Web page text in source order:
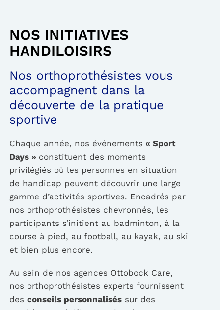
NOS INITIATIVES
HANDILOISIRS
Nos orthoprothésistes vous
accompagnent dans la
découverte de la pratique
sportive
Chaque année, nos événements « Sport
Days » constituent des moments
privilégiés où les personnes en situation
de handicap peuvent découvrir une large
gamme d’activités sportives. Encadrés par
nos orthoprothésistes chevronnés, les
participants s’initient au badminton, à la
course à pied, au football, au kayak, au ski
et bien plus encore.
Au sein de nos agences Ottobock Care,
nos orthoprothésistes experts fournissent
des conseils personnaliséssur des